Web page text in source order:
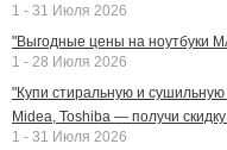
1 - 31 Июля 2026
"Выгодные цены на ноутбуки
1 - 28 Июля 2026
"Купи стиральную и
Midea, Toshiba — получи
1 - 31 Июля 2026